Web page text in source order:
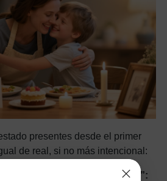
presentes desde el primer
de real, si no más intencional:
del “Día de Adopción”: